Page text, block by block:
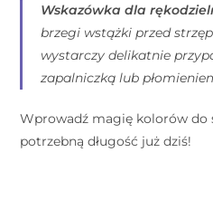
Wskazówka dla
brzegi wstążki przed
wystarczy delikatnie
zapalniczką lub
Wprowadź magię kolorów
potrzebną długość już dziś!